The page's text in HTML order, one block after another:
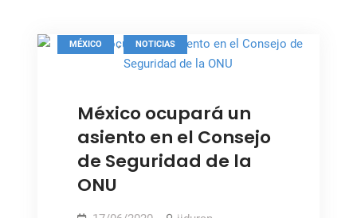
MÉXICO , NOTICIAS
México ocupará un
asiento en el Consejo
de Seguridad de la
ONU